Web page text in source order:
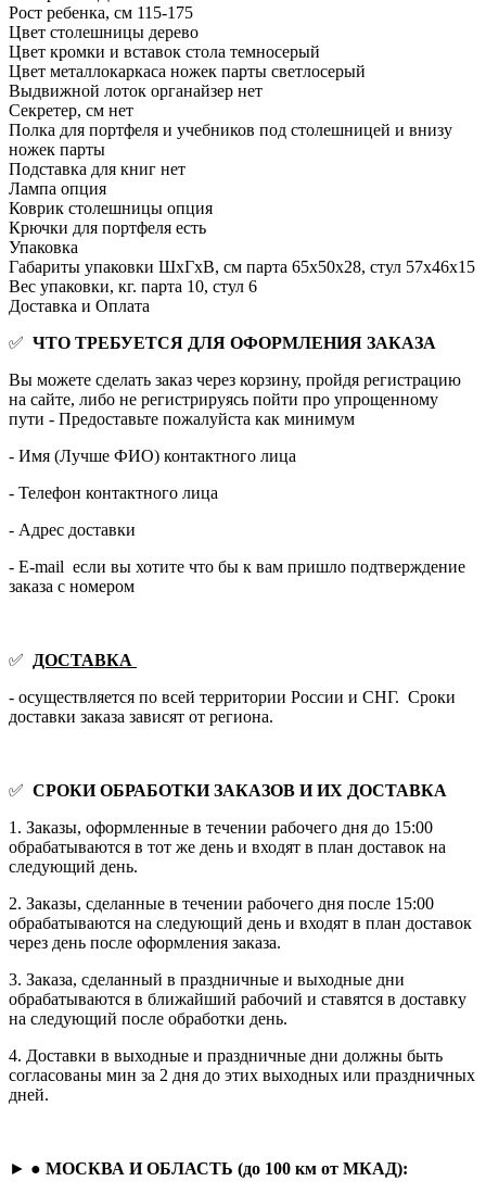
Рост ребенка, см 115-175
Цвет столешницы дерево
Цвет кромки и вставок стола темносерый
Цвет металлокаркаса ножек парты светлосерый
Выдвижной лоток органайзер нет
Секретер, см нет
Полка для портфеля и учебников под столешницей и внизу
ножек парты
Подставка для книг нет
Лампа опция
Коврик столешницы опция
Крючки для портфеля есть
Упаковка
Габариты упаковки ШхГхВ, см парта 65х50х28, стул 57х46х15
Вес упаковки, кг. парта 10, стул 6
Доставка и Оплата
✅ ЧТО ТРЕБУЕТСЯ ДЛЯ ОФОРМЛЕНИЯ ЗАКАЗА
Вы можете сделать заказ через корзину, пройдя регистрацию
на сайте, либо не регистрируясь пойти про упрощенному
пути - Предоставьте пожалуйста как минимум
- Имя (Лучше ФИО) контактного лица
- Телефон контактного лица
- Адрес доставки
- E-mail если вы хотите что бы к вам пришло подтверждение
заказа с номером
✅
ДОСТАВКА
- осуществляется по всей территории России и СНГ. Сроки
доставки заказа зависят от региона.
✅ СРОКИ ОБРАБОТКИ ЗАКАЗОВ И ИХ ДОСТАВКА
1. Заказы, оформленные в течении рабочего дня до 15:00
обрабатываются в тот же день и входят в план доставок на
следующий день.
2. Заказы, сделанные в течении рабочего дня после 15:00
обрабатываются на следующий день и входят в план доставок
через день после оформления заказа.
3. Заказа, сделанный в праздничные и выходные дни
обрабатываются в ближайший рабочий и ставятся в доставку
на следующий после обработки день.
4. Доставки в выходные и праздничные дни должны быть
согласованы мин за 2 дня до этих выходных или праздничных
дней.
► ● МОСКВА И ОБЛАСТЬ (до 100 км от МКАД):